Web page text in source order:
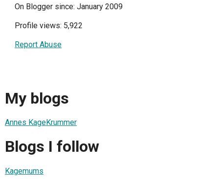
On Blogger since: January 2009
Profile views: 5,922
Report Abuse
My blogs
Annes KageKrummer
Blogs I follow
Kagemums